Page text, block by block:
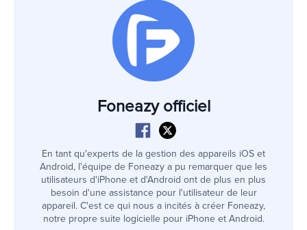
Foneazy officiel
En tant qu'experts de la gestion des appareils iOS et
Android, l'équipe de Foneazy a pu remarquer que les
utilisateurs d'iPhone et d'Android ont de plus en plus
besoin d'une assistance pour l'utilisateur de leur
appareil. C'est ce qui nous a incités à créer Foneazy,
notre propre suite logicielle pour iPhone et Android.